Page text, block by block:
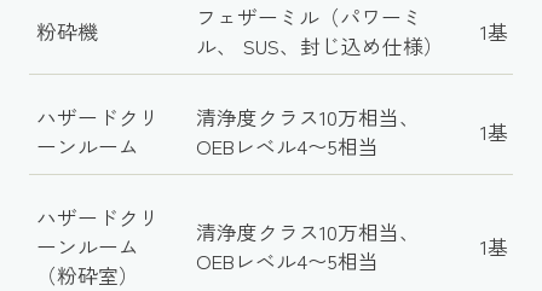
粉砕機
フェザーミル（パワーミ
ル、 SUS、封じ込め仕様）
1基
ハザードクリ
ーンルーム
清浄度クラス10万相当、
OEBレベル4〜5相当
1基
ハザードクリ
ーンルーム
（粉砕室）
清浄度クラス10万相当、
OEBレベル4〜5相当
1基